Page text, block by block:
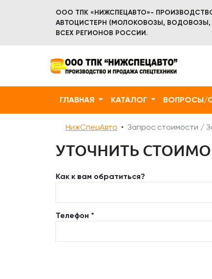
ООО ТПК «НИЖСПЕЦАВТО»-
АВТОЦИСТЕРН (МОЛОКОВОЗЫ, ВОДОВОЗЫ,
ВСЕХ РЕГИОНОВ РОССИИ.
ГЛАВНАЯ КАТАЛОГ ВОПРОСЫ/
НижСпецАвто Запрос стоимости /
УТОЧНИТЬ
Как к вам обратиться?
Телефон *